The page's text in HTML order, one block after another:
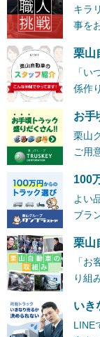
キラ
事を
栗山
「
係作
お手
栗山
ご用
100
よい
ブラ
栗山
「
り組
いき
LINE